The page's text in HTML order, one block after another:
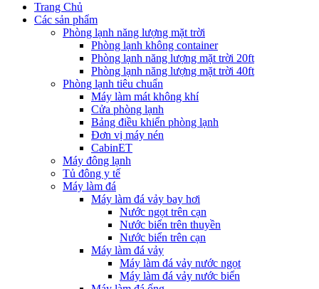
Trang Chủ
Các sản phẩm
Phòng lạnh năng lượng mặt trời
Phòng lạnh không container
Phòng lạnh năng lượng mặt trời 20ft
Phòng lạnh năng lượng mặt trời 40ft
Phòng lạnh tiêu chuẩn
Máy làm mát không khí
Cửa phòng lạnh
Bảng điều khiển phòng lạnh
Đơn vị máy nén
CabinET
Máy đông lạnh
Tủ đông y tế
Máy làm đá
Máy làm đá vảy bay hơi
Nước ngọt trên cạn
Nước biển trên thuyền
Nước biển trên cạn
Máy làm đá vảy
Máy làm đá vảy nước ngọt
Máy làm đá vảy nước biển